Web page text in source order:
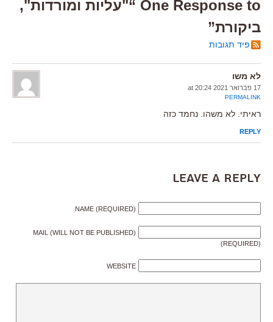
One Response to “"עליות ומורדות",
ביקורת”
פיד תגובות
לא משו
17 פברואר 2021 at 20:24
PERMALINK
ראיתי. לא משהו. נחמד כזה
REPLY
Leave a Reply
NAME (REQUIRED)
MAIL (WILL NOT BE PUBLISHED)
(REQUIRED)
WEBSITE